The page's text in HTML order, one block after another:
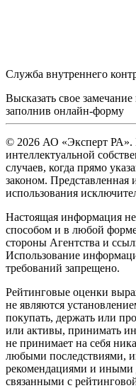
Служба внутреннего
Высказать свое
заполнив онлайн-форму
© 2026 АО «Эксперт РА».
интеллектуальной
случаев, когда прямо
законом. Представленная
использования
Настоящая информация
способом и в любой форме
стороны Агентства и
Использование
требований запрещено.
Рейтинговые оценки
не являются
покупать, держать или
или активы, принимать
не принимает на себя
любыми последствиями,
рекомендациями и иными
связанными с